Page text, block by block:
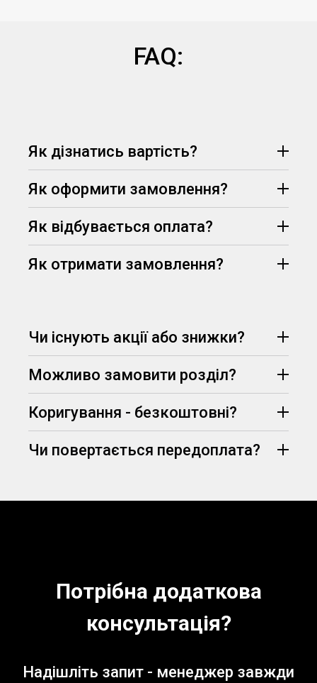
FAQ:
Як дізнатись вартість?
запит, узгодить всі деталі замовлення та
призначить його вартість.
Як оформити замовлення?
Як відбувається оплата?
Як отримати замовлення?
75% вартості
Чи існують акції або знижки?
(визначаються
менеджером, залежно від вимог та дедлайну
здачі)
Можливо замовити розділ?
Коригування - безкоштовні?
Чи повертається передоплата?
Потрібна додаткова
консультація?
Надішліть запит - менеджер завжди